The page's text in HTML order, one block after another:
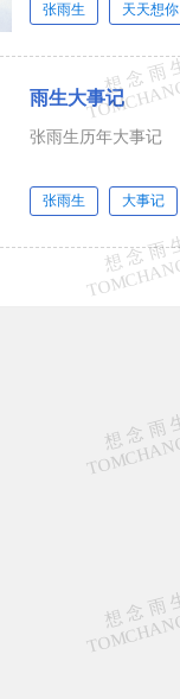
张雨生 天天想你
雨生大事记
张雨生历年大事记
张雨生 大事记